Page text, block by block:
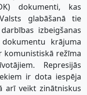
dokumenti, kas
glabāšanā tie
izbeigšanas
krājuma
komunistiskā režīma
Represijās
ir dota iespēja
arī veikt zinātniskus